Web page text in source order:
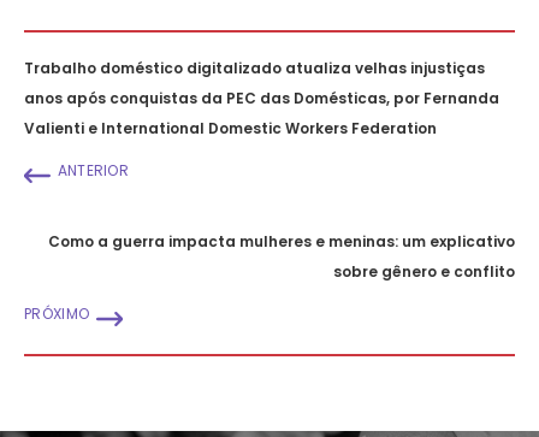
Trabalho doméstico digitalizado atualiza velhas injustiças
anos após conquistas da PEC das Domésticas, por Fernanda
Valienti e International Domestic Workers Federation
ANTERIOR
Como a guerra impacta mulheres e meninas: um explicativo
sobre gênero e conflito
PRÓXIMO